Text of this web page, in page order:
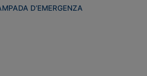
D’EMERGENZA